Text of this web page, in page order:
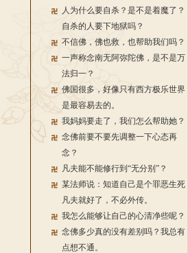
人为什么要自杀？是不是着魔了？
自杀的人要下地狱吗？
不信佛，佛也救，也帮助我们吗？
一声称念南无阿弥陀佛，是不是万
法归一？
佛国很多，好像只有西方极乐世界
是最容易去的。
我妈妈要走了，我们怎么帮助她？
念佛前要不要先调整一下心态再
念？
凡夫能不能修行到“无分别”？
某法师说：知道自己是个罪恶生死
凡夫就好了，不必外传。
我怎么能够让自己的心清净些呢？
念佛多少真的没有差别吗？我总有
点想不通。